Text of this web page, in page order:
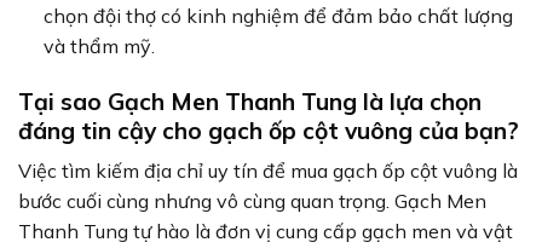
chọn đội thợ có kinh nghiệm để đảm bảo chất lượng
và thẩm mỹ.
Tại sao Gạch Men Thanh Tung là lựa chọn
đáng tin cậy cho gạch ốp cột vuông của bạn?
Việc tìm kiếm địa chỉ uy tín để mua gạch ốp cột vuông là
bước cuối cùng nhưng vô cùng quan trọng. Gạch Men
Thanh Tung tự hào là đơn vị cung cấp gạch men và vật